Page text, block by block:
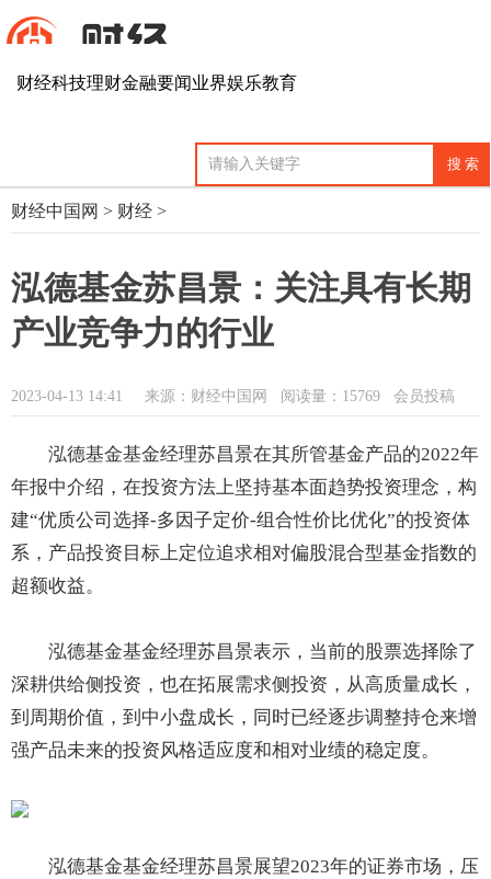
财经科技理财金融要闻业界娱乐教育
财经中国网 > 财经 >
泓德基金苏昌景：关注具有长期
产业竞争力的行业
2023-04-13 14:41 来源：财经中国网 阅读量：15769 会员投稿
泓德基金基金经理苏昌景在其所管基金产品的2022年
年报中介绍，在投资方法上坚持基本面趋势投资理念，构
建“优质公司选择-多因子定价-组合性价比优化”的投资体
系，产品投资目标上定位追求相对偏股混合型基金指数的
超额收益。
泓德基金基金经理苏昌景表示，当前的股票选择除了
深耕供给侧投资，也在拓展需求侧投资，从高质量成长，
到周期价值，到中小盘成长，同时已经逐步调整持仓来增
强产品未来的投资风格适应度和相对业绩的稳定度。
泓德基金基金经理苏昌景展望2023年的证券市场，压